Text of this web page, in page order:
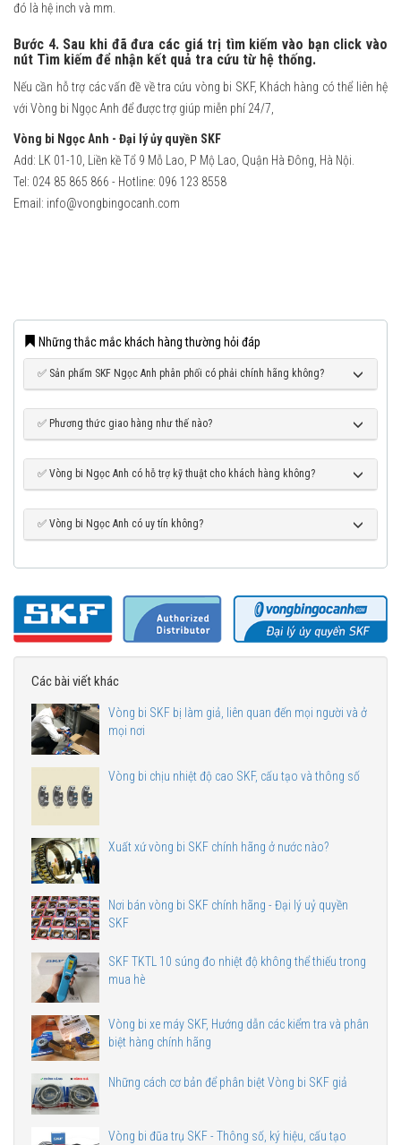
đó là hệ inch và mm.
Bước 4. Sau khi đã đưa các giá trị tìm kiếm vào bạn click vào
nút Tìm kiếm để nhận kết quả tra cứu từ hệ thống.
Nếu cần hỗ trợ các vấn đề về tra cứu vòng bi SKF, Khách hàng có thể liên hệ
với Vòng bi Ngọc Anh để được trợ giúp miễn phí 24/7,
Vòng bi Ngọc Anh - Đại lý ủy quyền SKF
Add: LK 01-10, Liền kề Tổ 9 Mỗ Lao, P Mộ Lao, Quận Hà Đông, Hà Nội.
Tel: 024 85 865 866 - Hotline: 096 123 8558
Email: info@vongbingocanh.com
Những thắc mắc khách hàng thường hỏi đáp
✅ Sản phẩm SKF Ngọc Anh phân phối có phải chính hãng không?
✅ Phương thức giao hàng như thế nào?
✅ Vòng bi Ngọc Anh có hỗ trợ kỹ thuật cho khách hàng không?
✅ Vòng bi Ngọc Anh có uy tín không?
Các bài viết khác
Vòng bi SKF bị làm giả, liên quan đến mọi người và ở
mọi nơi
Vòng bi chịu nhiệt độ cao SKF, cấu tạo và thông số
Xuất xứ vòng bi SKF chính hãng ở nước nào?
Nơi bán vòng bi SKF chính hãng - Đại lý uỷ quyền
SKF
SKF TKTL 10 súng đo nhiệt độ không thể thiếu trong
mua hè
Vòng bi xe máy SKF, Hướng dẫn các kiểm tra và phân
biệt hàng chính hãng
Những cách cơ bản để phân biệt Vòng bi SKF giả
Vòng bi đũa trụ SKF - Thông số, ký hiệu, cấu tạo